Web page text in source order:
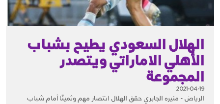
الهلال السعودي يطيح بشباب
الأهلي الاماراتي ويتصدر
المجموعة
2021-04-19
الرياض - منيره الجابري حقق الهلال انتصار مهم وثمينًا أمام شباب